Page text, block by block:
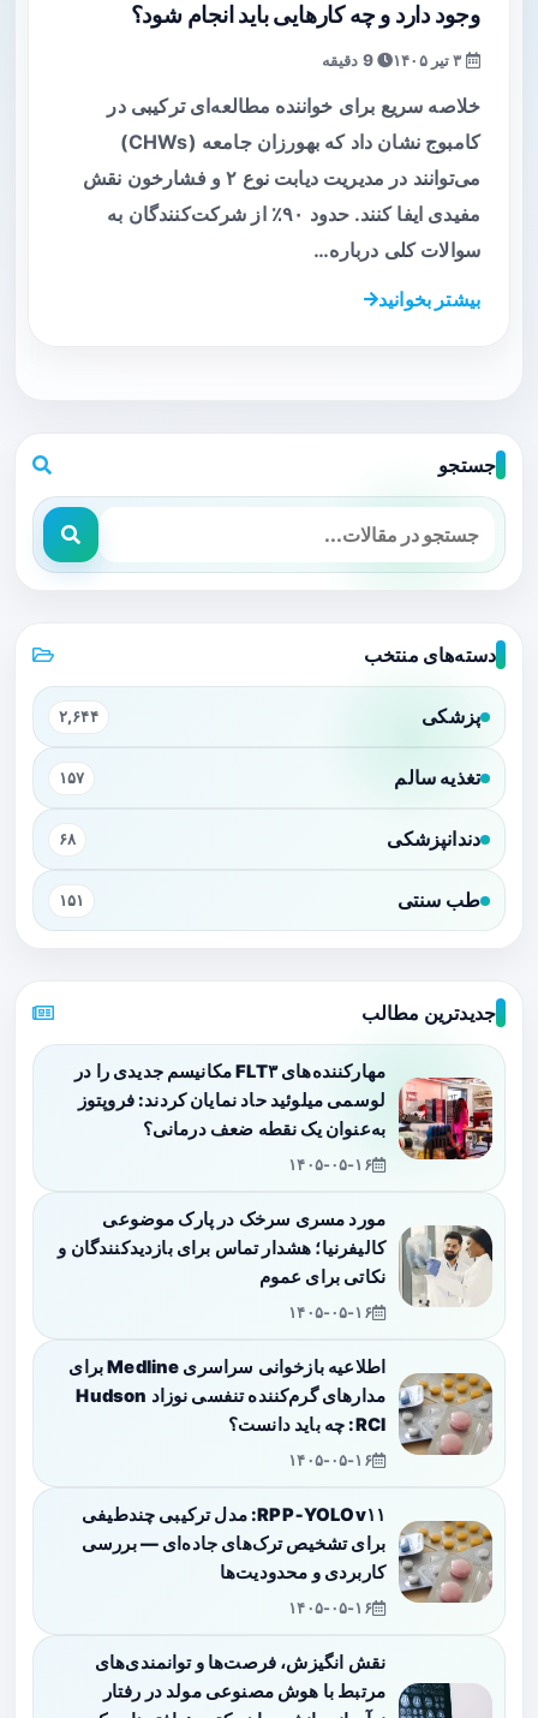
وجود دارد و چه کارهایی باید انجام شود؟
9 دقیقه
خلاصه سریع برای خواننده مطالعه‌ای ترکیبی در
کامبوج نشان داد که بهورزان جامعه (CHWs)
می‌توانند در مدیریت دیابت نوع ۲ و فشارخون نقش
مفیدی ایفا کنند. حدود ۹۰٪ از شرکت‌کنندگان به
سوالات کلی درباره…
بیشتر بخوانید
جستجو
دسته‌های منتخب
پزشکی ۲,۶۴۴
تغذیه سالم ۱۵۷
دندانپزشکی ۶۸
طب سنتی ۱۵۱
جدیدترین مطالب
مهارکننده‌های FLT۳ مکانیسم جدیدی را در
لوسمی میلوئید حاد نمایان کردند: فروپتوز
به‌عنوان یک نقطه ضعف درمانی؟
۱۴۰۵-۰۵-۱۶
مورد مسری سرخک در پارک موضوعی
کالیفرنیا؛ هشدار تماس برای بازدیدکنندگان و
نکاتی برای عموم
۱۴۰۵-۰۵-۱۶
اطلاعیه بازخوانی سراسری Medline برای
مدارهای گرم‌کننده تنفسی نوزاد Hudson
RCI: چه باید دانست؟
۱۴۰۵-۰۵-۱۶
RPP‑YOLOv۱۱: مدل ترکیبی چندطیفی
برای تشخیص ترک‌های جاده‌ای — بررسی
کاربردی و محدودیت‌ها
۱۴۰۵-۰۵-۱۶
نقش انگیزش، فرصت‌ها و توانمندی‌های
مرتبط با هوش مصنوعی مولد در رفتار